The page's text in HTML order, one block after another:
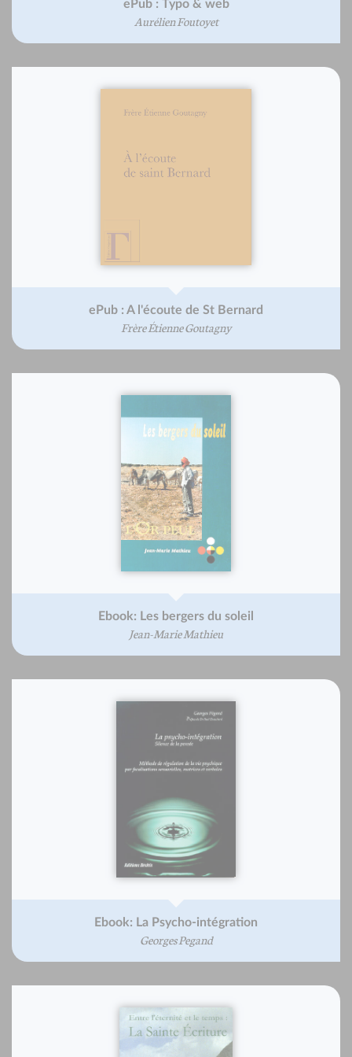
ePub : Typo & web
Aurélien Foutoyet
ePub : A l'écoute de St Bernard
Frère Étienne Goutagny
Ebook: Les bergers du soleil
Jean-Marie Mathieu
Ebook: La Psycho-intégration
Georges Pegand